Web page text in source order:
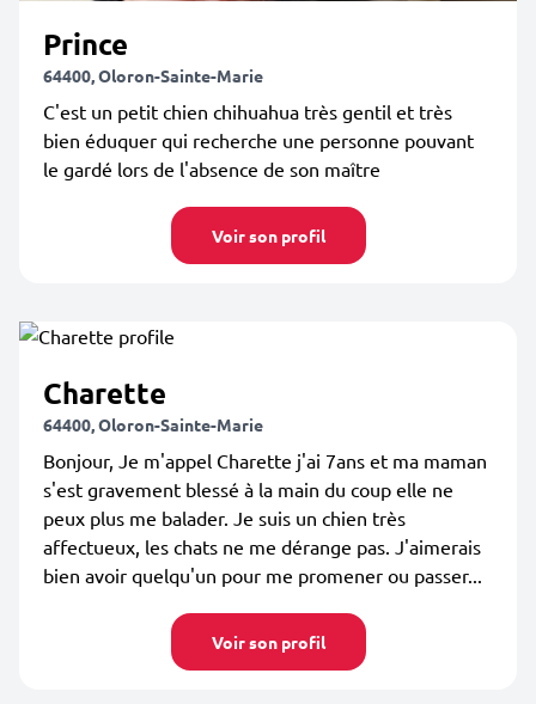
Prince
64400, Oloron-Sainte-Marie
C'est un petit chien chihuahua très gentil et très
bien éduquer qui recherche une personne pouvant
le gardé lors de l'absence de son maître
Voir son profil
Charette
64400, Oloron-Sainte-Marie
Bonjour, Je m'appel Charette j'ai 7ans et ma maman
s'est gravement blessé à la main du coup elle ne
peux plus me balader. Je suis un chien très
affectueux, les chats ne me dérange pas. J'aimerais
bien avoir quelqu'un pour me promener ou passer...
Voir son profil